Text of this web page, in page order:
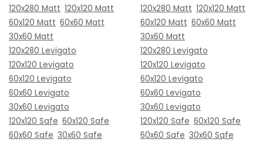
120x280 Matt 120x120 Matt
60x120 Matt 60x60 Matt
30x60 Matt
120x280 Levigato
120x120 Levigato
60x120 Levigato
60x60 Levigato
30x60 Levigato
120x120 Safe 60x120 Safe
60x60 Safe 30x60 Safe
120x280 Matt 120x120 Matt
60x120 Matt 60x60 Matt
30x60 Matt
120x280 Levigato
120x120 Levigato
60x120 Levigato
60x60 Levigato
30x60 Levigato
120x120 Safe 60x120 Safe
60x60 Safe 30x60 Safe